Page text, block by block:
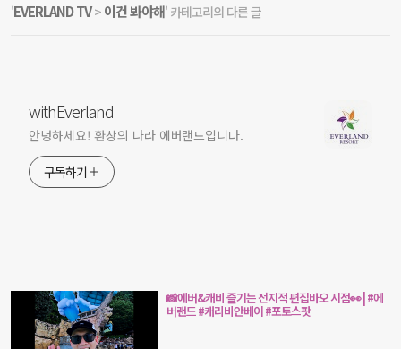
'EVERLAND TV> 이건 봐야해' 카테고리의 다른 글
withEverland
안녕하세요! 환상의 나라 에버랜드입니다.
구독하기
📸에버&캐비 즐기는 전지적 편집바오 시점👀 | #에
버랜드 #캐리비안베이 #포토스팟